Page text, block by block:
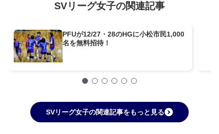
SVリーグ女子の関連記事
PFUが12/27・28のHGに小松市民1,000
名を無料招待！
SVリーグ女子の関連記事をもっと見る